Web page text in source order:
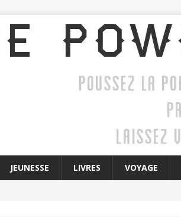
JEUNESSE LIVRES VOYAGE